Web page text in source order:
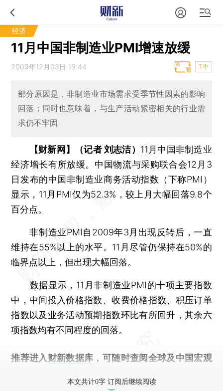
经济
11月中国非制造业PMI增速放缓
2009年12月03日 16:44 T中
部分原因是，非制造业市场需求受季节性因素的影响
回落；同时也意味着，与生产活动紧密相关的行业需
求仍不牢固
【财新网】（记者 刘志洁） 11月中国非制造业
经济增长有所放缓。中国物流与采购联合会12月3
日发布的中国非制造业商务活动指数（下称PMI）
显示，11月PMI仅为52.3%，较上月大幅回落9.8个
百分点。
非制造业PMI自2009年3月出现反转后，一直
维持在55%以上的水平。11月尽管仍保持在50%的
临界点以上，但出现大幅回落。
数据显示，11月非制造业PMI的十项主要指数
中，中间投入价格指数、收费价格指数、积压订单
指数以及业务活动预期指数环比有所回升，其余六
项指数均有不同程度的回落。
推荐进入 财新数据库 ，可随时查阅全球及中国宏观
本文共计0字 订阅后继续阅读